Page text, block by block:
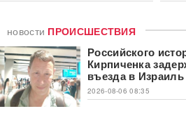
новости ПРОИСШЕСТВИЯ
Российского
Кирпиченка
въезда в Израиль
2026-08-06 08:35